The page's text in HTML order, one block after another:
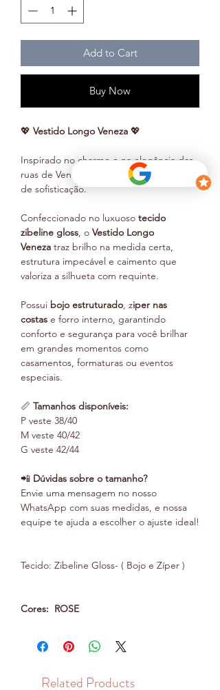
Add to Cart
Buy Now
💖 Vestido Longo Veneza 💖
Inspirado no charme e na elegância das
ruas de Veneza, este vestido é sinônimo
de sofisticação.
Confeccionado no luxuoso tecido
zibeline gloss, o Vestido Longo
Veneza traz brilho na medida certa,
estrutura impecável e caimento que
valoriza a silhueta com requinte.
Possui bojo estruturado, ziper nas
costas e forro interno, garantindo
conforto e segurança para você brilhar
em grandes momentos como
casamentos, formaturas ou eventos
especiais.
📏 Tamanhos disponíveis:
P veste 38/40
M veste 40/42
G veste 42/44
📲 Dúvidas sobre o tamanho?
Envie uma mensagem no nosso
WhatsApp com suas medidas, e nossa
equipe te ajuda a escolher o ajuste ideal!
Tecido: Zibeline Gloss- ( Bojo e Zíper )
Cores: ROSE
Related Products